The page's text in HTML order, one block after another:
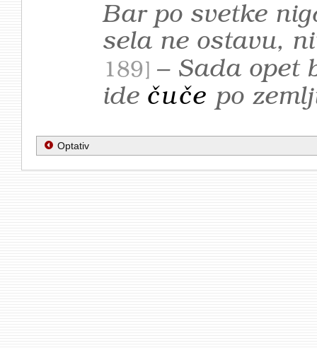
Bar po svetke
sela ne ostavu,
189
– Sada opet
idečuče po
Optativ